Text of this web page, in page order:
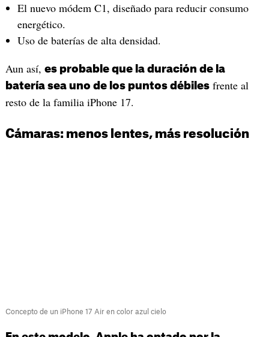
El nuevo módem C1, diseñado para reducir consumo
energético.
Uso de baterías de alta densidad.
Aun así, es probable que la duración de la
batería sea uno de los puntos débilesfrente al
resto de la familia iPhone 17.
Cámaras: menos lentes, más resolución
Concepto de un iPhone 17 Air en color azul cielo